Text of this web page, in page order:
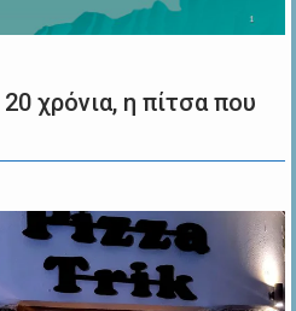
χρόνια, η πίτσα που